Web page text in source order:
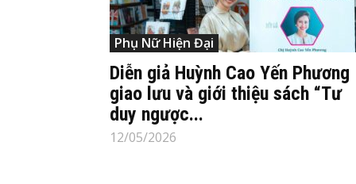
Phụ Nữ Hiện Đại
Diễn giả Huỳnh Cao Yến Phương
giao lưu và giới thiệu sách “Tư
duy ngược...
12/05/2026